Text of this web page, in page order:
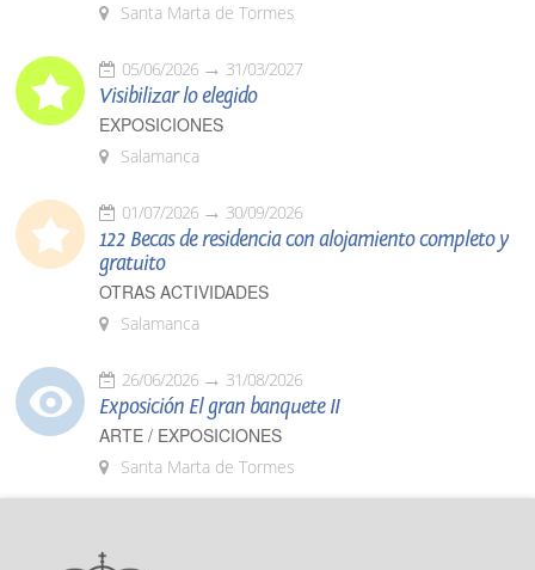
Santa Marta de Tormes
05/06/2026 31/03/2027
Visibilizar lo elegido
EXPOSICIONES
Salamanca
01/07/2026 30/09/2026
122 Becas de residencia con alojamiento completo y
gratuito
OTRAS ACTIVIDADES
Salamanca
26/06/2026 31/08/2026
Exposición El gran banquete II
ARTE / EXPOSICIONES
Santa Marta de Tormes